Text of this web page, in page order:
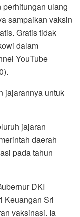
ulang
sampaikan vaksin
Gratis tidak
dalam
YouTube
jajarannya untuk
jajaran
daerah
pada tahun
DKI
Keuangan Sri
vaksinasi. Ia